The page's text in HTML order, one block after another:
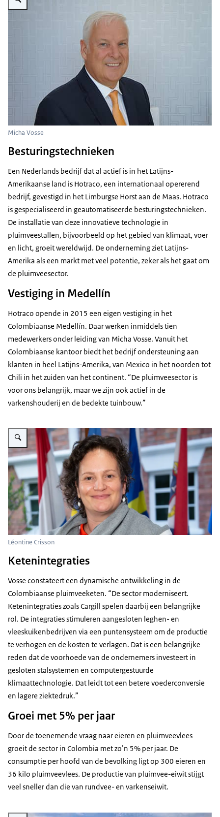
Micha Vosse
Besturingstechnieken
Een Nederlands bedrijf dat al actief is in het Latijns-
Amerikaanse land is Hotraco, een internationaal opererend
bedrijf, gevestigd in het Limburgse Horst aan de Maas. Hotraco
is gespecialiseerd in geautomatiseerde besturingstechnieken.
De installatie van deze innovatieve technologie in
pluimveestallen, bijvoorbeeld op het gebied van klimaat, voer
en licht, groeit wereldwijd. De onderneming ziet Latijns-
Amerika als een markt met veel potentie, zeker als het gaat om
de pluimveesector.
Vestiging in Medellín
Hotraco opende in 2015 een eigen vestiging in het
Colombiaanse Medellín. Daar werken inmiddels tien
medewerkers onder leiding van Micha Vosse. Vanuit het
Colombiaanse kantoor biedt het bedrijf ondersteuning aan
klanten in heel Latijns-Amerika, van Mexico in het noorden tot
Chili in het zuiden van het continent. “De pluimveesector is
voor ons belangrijk, maar we zijn ook actief in de
varkenshouderij en de bedekte tuinbouw.”
Vergroot afbeelding Léontine Crisson
Léontine Crisson
Ketenintegraties
Vosse constateert een dynamische ontwikkeling in de
Colombiaanse pluimveeketen. “De sector moderniseert.
Ketenintegraties zoals Cargill spelen daarbij een belangrijke
rol. De integraties stimuleren aangesloten leghen- en
vleeskuikenbedrijven via een puntensysteem om de productie
te verhogen en de kosten te verlagen. Dat is een belangrijke
reden dat de voorhoede van de ondernemers investeert in
gesloten stalsystemen en computergestuurde
klimaattechnologie. Dat leidt tot een betere voederconversie
en lagere ziektedruk.”
Groei met 5% per jaar
Door de toenemende vraag naar eieren en pluimveevlees
groeit de sector in Colombia met zo’n 5% per jaar. De
consumptie per hoofd van de bevolking ligt op 300 eieren en
36 kilo pluimveevlees. De productie van pluimvee-eiwit stijgt
veel sneller dan die van rundvee- en varkenseiwit.
Vergroot afbeelding Stal in Colombia met klimaatbesturing van Hotraco